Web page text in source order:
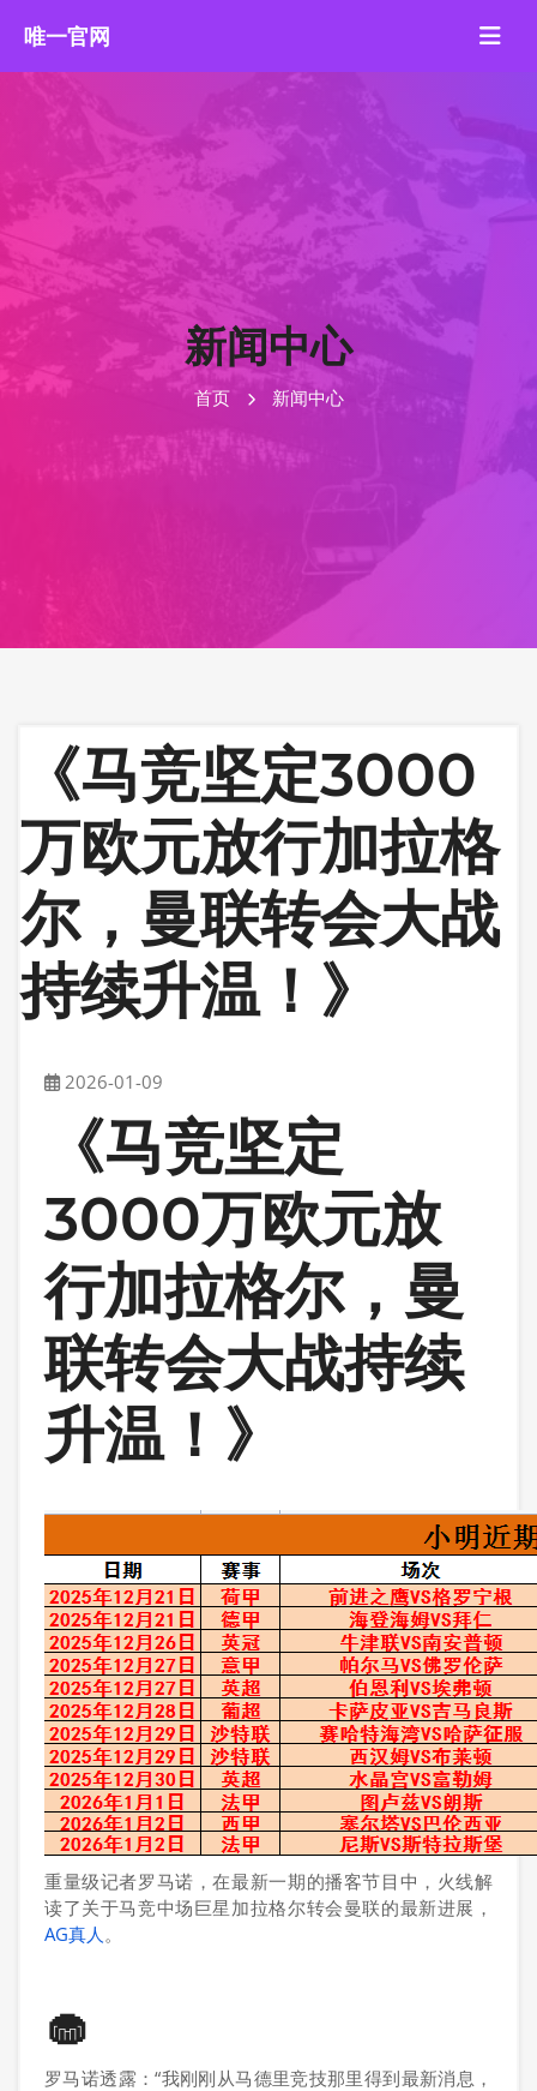
新闻中心
首页 新闻中心
《马竞坚定3000
万欧元放行加拉格
尔，曼联转会大战
持续升温！》
2026-01-09
《马竞坚定
3000万欧元放
行加拉格尔，曼
联转会大战持续
升温！》
重量级记者罗马诺，在最新一期的播客节目中，火线解
读了关于马竞中场巨星加拉格尔转会曼联的最新进展，
AG真人。
🧁
罗马诺透露：“我刚刚从马德里竞技那里得到最新消息，